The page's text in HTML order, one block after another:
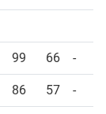
99 66 -
86 57 -